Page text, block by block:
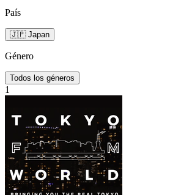
País
🇯🇵 Japan
Género
Todos los géneros
1